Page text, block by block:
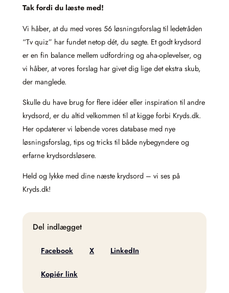
Tak fordi du læste med!
Vi håber, at du med vores 56 løsningsforslag til ledetråden
“Tv quiz” har fundet netop dét, du søgte. Et godt krydsord
er en fin balance mellem udfordring og aha-oplevelser, og
vi håber, at vores forslag har givet dig lige det ekstra skub,
der manglede.
Skulle du have brug for flere idéer eller inspiration til andre
krydsord, er du altid velkommen til at kigge forbi Kryds.dk.
Her opdaterer vi løbende vores database med nye
løsningsforslag, tips og tricks til både nybegyndere og
erfarne krydsordsløsere.
Held og lykke med dine næste krydsord – vi ses på
Kryds.dk!
Del indlægget
Facebook X LinkedIn
Kopiér link